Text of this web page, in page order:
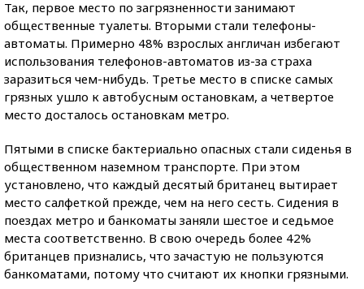
Так, первое место по загрязненности занимают
общественные туалеты. Вторыми стали телефоны-
автоматы. Примерно 48% взрослых англичан избегают
использования телефонов-автоматов из-за страха
заразиться чем-нибудь. Третье место в списке самых
грязных ушло к автобусным остановкам, а четвертое
место досталось остановкам метро.
Пятыми в списке бактериально опасных стали сиденья в
общественном наземном транспорте. При этом
установлено, что каждый десятый британец вытирает
место салфеткой прежде, чем на него сесть. Сидения в
поездах метро и банкоматы заняли шестое и седьмое
места соответственно. В свою очередь более 42%
британцев признались, что зачастую не пользуются
банкоматами, потому что считают их кнопки грязными.